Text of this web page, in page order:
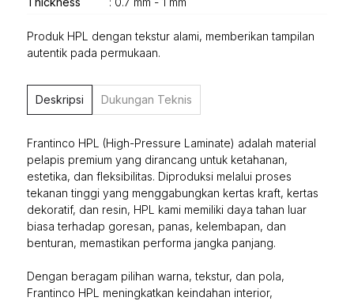
Produk HPL dengan tekstur alami, memberikan tampilan
autentik pada permukaan.
Deskripsi Dukungan Teknis
Frantinco HPL (High-Pressure Laminate) adalah material
pelapis premium yang dirancang untuk ketahanan,
estetika, dan fleksibilitas. Diproduksi melalui proses
tekanan tinggi yang menggabungkan kertas kraft, kertas
dekoratif, dan resin, HPL kami memiliki daya tahan luar
biasa terhadap goresan, panas, kelembapan, dan
benturan, memastikan performa jangka panjang.
Dengan beragam pilihan warna, tekstur, dan pola,
Frantinco HPL meningkatkan keindahan interior,